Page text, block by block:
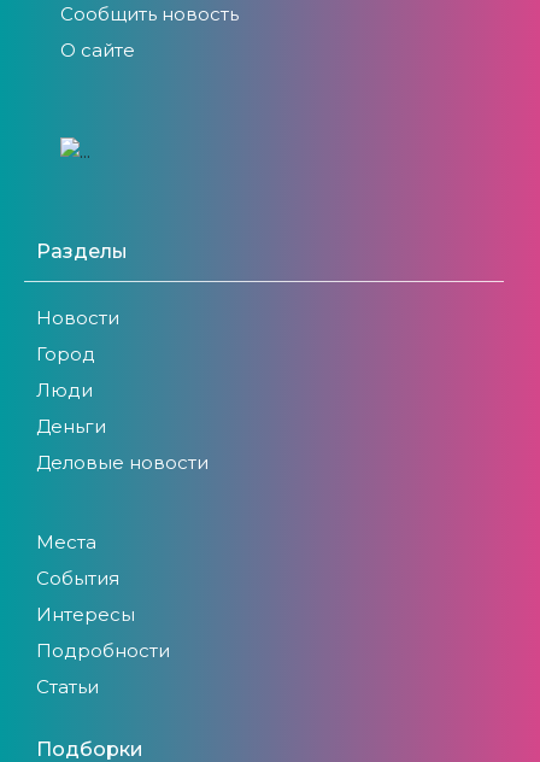
Сообщить новость
О сайте
Разделы
Новости
Город
Люди
Деньги
Деловые новости
Места
События
Интересы
Подробности
Статьи
Подборки